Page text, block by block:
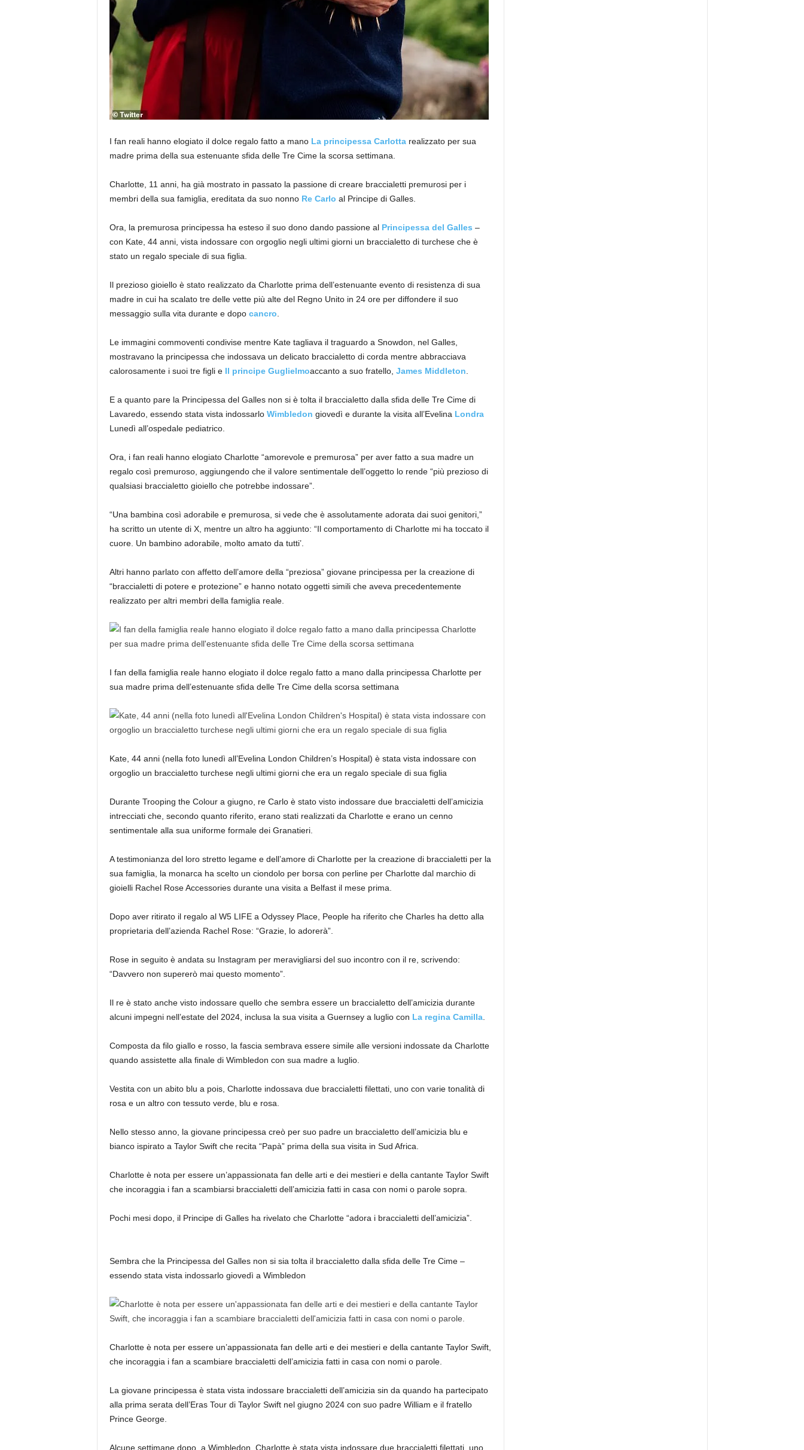
I fan reali hanno elogiato il dolce regalo fatto a mano La principessa Carlottarealizzato per sua
madre prima della sua estenuante sfida delle Tre Cime la scorsa settimana.
Charlotte, 11 anni, ha già mostrato in passato la passione di creare braccialetti premurosi per i
membri della sua famiglia, ereditata da suo nonno Re Carlo al Principe di Galles.
Ora, la premurosa principessa ha esteso il suo dono dando passione al Principessa del Galles –
con Kate, 44 anni, vista indossare con orgoglio negli ultimi giorni un braccialetto di turchese che è
stato un regalo speciale di sua figlia.
Il prezioso gioiello è stato realizzato da Charlotte prima dell’estenuante evento di resistenza di sua
madre in cui ha scalato tre delle vette più alte del Regno Unito in 24 ore per diffondere il suo
messaggio sulla vita durante e dopo cancro
Le immagini commoventi condivise mentre Kate tagliava il traguardo a Snowdon, nel Galles,
mostravano la principessa che indossava un delicato braccialetto di corda mentre abbracciava
calorosamente i suoi tre figli e Il principe Guglielmoaccanto a suo fratello, James Middleton
E a quanto pare la Principessa del Galles non si è tolta il braccialetto dalla sfida delle Tre Cime di
Lavaredo, essendo stata vista indossarlo Wimbledon giovedì e durante la visita all’Evelina Londra
Lunedì all’ospedale pediatrico.
Ora, i fan reali hanno elogiato Charlotte “amorevole e premurosa” per aver fatto a sua madre un
regalo così premuroso, aggiungendo che il valore sentimentale dell’oggetto lo rende “più prezioso di
qualsiasi braccialetto gioiello che potrebbe indossare”.
“Una bambina così adorabile e premurosa, si vede che è assolutamente adorata dai suoi genitori,”
ha scritto un utente di X, mentre un altro ha aggiunto: “Il comportamento di Charlotte mi ha toccato il
cuore. Un bambino adorabile, molto amato da tutti’.
Altri hanno parlato con affetto dell’amore della “preziosa” giovane principessa per la creazione di
“braccialetti di potere e protezione” e hanno notato oggetti simili che aveva precedentemente
realizzato per altri membri della famiglia reale.
I fan della famiglia reale hanno elogiato il dolce regalo fatto a mano dalla principessa Charlotte per
sua madre prima dell’estenuante sfida delle Tre Cime della scorsa settimana
Kate, 44 anni (nella foto lunedì all’Evelina London Children’s Hospital) è stata vista indossare con
orgoglio un braccialetto turchese negli ultimi giorni che era un regalo speciale di sua figlia
Durante Trooping the Colour a giugno, re Carlo è stato visto indossare due braccialetti dell’amicizia
intrecciati che, secondo quanto riferito, erano stati realizzati da Charlotte e erano un cenno
sentimentale alla sua uniforme formale dei Granatieri.
A testimonianza del loro stretto legame e dell’amore di Charlotte per la creazione di braccialetti per la
sua famiglia, la monarca ha scelto un ciondolo per borsa con perline per Charlotte dal marchio di
gioielli Rachel Rose Accessories durante una visita a Belfast il mese prima.
Dopo aver ritirato il regalo al W5 LIFE a Odyssey Place, People ha riferito che Charles ha detto alla
proprietaria dell’azienda Rachel Rose: “Grazie, lo adorerà”.
Rose in seguito è andata su Instagram per meravigliarsi del suo incontro con il re, scrivendo:
“Davvero non supererò mai questo momento”.
Il re è stato anche visto indossare quello che sembra essere un braccialetto dell’amicizia durante
alcuni impegni nell’estate del 2024, inclusa la sua visita a Guernsey a luglio con La regina Camilla.
Composta da filo giallo e rosso, la fascia sembrava essere simile alle versioni indossate da Charlotte
quando assistette alla finale di Wimbledon con sua madre a luglio.
Vestita con un abito blu a pois, Charlotte indossava due braccialetti filettati, uno con varie tonalità di
rosa e un altro con tessuto verde, blu e rosa.
Nello stesso anno, la giovane principessa creò per suo padre un braccialetto dell’amicizia blu e
bianco ispirato a Taylor Swift che recita “Papà” prima della sua visita in Sud Africa.
Charlotte è nota per essere un’appassionata fan delle arti e dei mestieri e della cantante Taylor Swift
che incoraggia i fan a scambiarsi braccialetti dell’amicizia fatti in casa con nomi o parole sopra.
Pochi mesi dopo, il Principe di Galles ha rivelato che Charlotte “adora i braccialetti dell’amicizia”.
Sembra che la Principessa del Galles non si sia tolta il braccialetto dalla sfida delle Tre Cime –
essendo stata vista indossarlo giovedì a Wimbledon
Charlotte è nota per essere un’appassionata fan delle arti e dei mestieri e della cantante Taylor Swift,
che incoraggia i fan a scambiare braccialetti dell’amicizia fatti in casa con nomi o parole.
La giovane principessa è stata vista indossare braccialetti dell’amicizia sin da quando ha partecipato
alla prima serata dell’Eras ​​Tour di Taylor Swift nel giugno 2024 con suo padre William e il fratello
Prince George.
Alcune settimane dopo, a Wimbledon, Charlotte è stata vista indossare due braccialetti filettati, uno